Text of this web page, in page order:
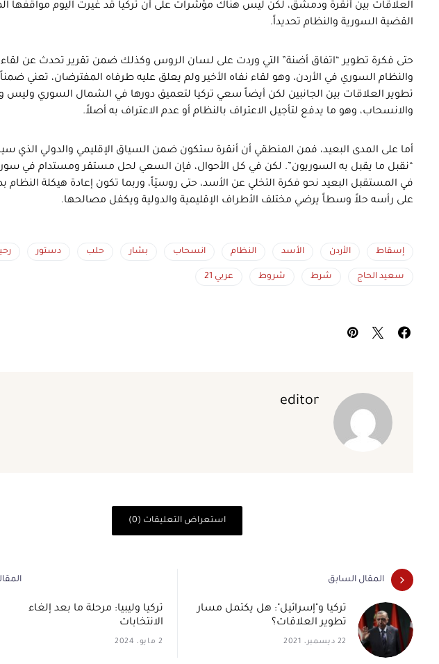
العلاقات بين أنقرة ودمشق، لكن ليس هناك مؤشرات على أن تركيا قد غيرت اليوم مواقفها
القضية السورية والنظام تحديداً.
حتى فكرة تطوير “اتفاق أضنة” التي وردت على لسان الروس وكذلك ضمن تقرير تحدث عن لقاء
والنظام السوري في الأردن، وهو لقاء نفاه الأخير ولم يعلق عليه طرفاه المفترضان، تعني ضمناً
تطوير العلاقات بين الجانبين لكن أيضاً سعي تركيا لتعميق دورها في الشمال السوري وليس
والانسحاب، وهو ما يدفع لتأجيل الاعتراف بالنظام أو عدم الاعتراف به أصلاً.
أما على المدى البعيد، فمن المنطقي أن أنقرة ستكون ضمن السياق الإقليمي والدولي الذي
“نقبل ما يقبل به السوريون”. لكن في كل الأحوال، فإن السعي لحل مستقر ومستدام في
في المستقبل البعيد نحو فكرة التخلي عن الأسد، حتى روسيّاً، وربما تكون إعادة هيكلة النظام
على رأسه حلاً وسطاً يرضي مختلف الأطراف الإقليمية والدولية ويكفل مصالحها.
إسقاط الأردن الأسد النظام انسحاب بشار حلب دستور
سعيد الحاج شرط شروط عربي 21
editor
استعراض التعليقات (0)
المقال السابق
تركيا و"إسرائيل": هل يكتمل مسار
تطوير العلاقات؟
22 ديسمبر، 2021
تركيا وليبيا: مرحلة ما بعد إلغاء
الانتخابات
2 مايو، 2024